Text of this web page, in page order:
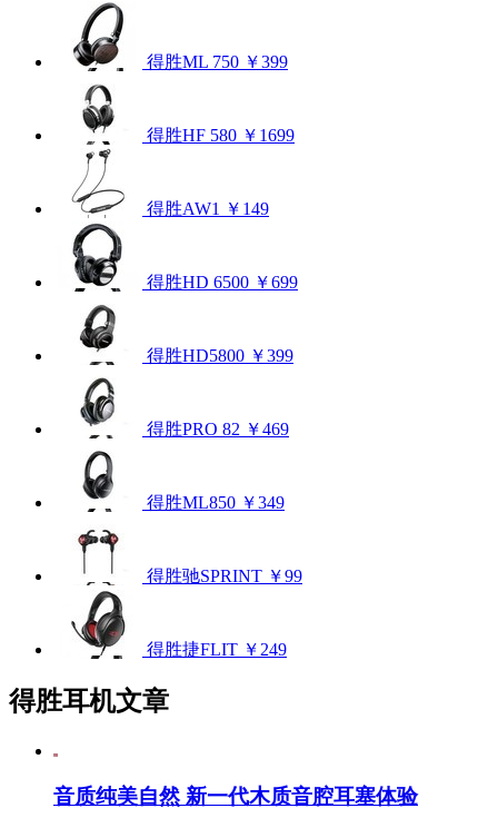
得胜ML 750 ￥399
得胜HF 580 ￥1699
得胜AW1 ￥149
得胜HD 6500 ￥699
得胜HD5800 ￥399
得胜PRO 82 ￥469
得胜ML850 ￥349
得胜驰SPRINT ￥99
得胜捷FLIT ￥249
得胜耳机文章
音质纯美自然 新一代木质音腔耳塞体验